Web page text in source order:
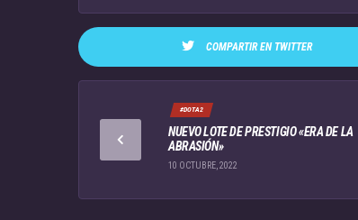
COMPARTIR EN TWITTER
#DOTA2
NUEVO LOTE DE PRESTIGIO «ERA DE LA
ABRASIÓN»
10 OCTUBRE, 2022